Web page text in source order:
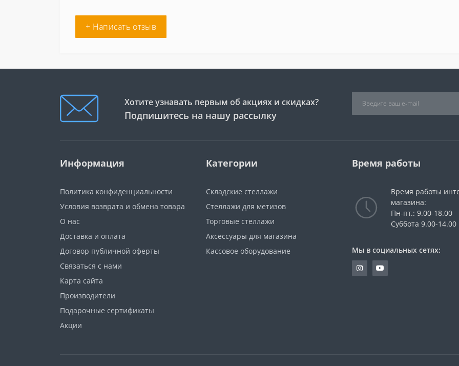
+ Написать отзыв
Хотите узнавать первым об акциях и скидках?
Подпишитесь на нашу рассылку
Информация
Политика конфиденциальности
Условия возврата и обмена товара
О нас
Доставка и оплата
Договор публичной оферты
Связаться с нами
Карта сайта
Производители
Подарочные сертификаты
Акции
Категории
Складские стеллажи
Стеллажи для метизов
Торговые стеллажи
Аксессуары для магазина
Кассовое оборудование
Время работы
Время работы
магазина:
Пн-пт.: 9.00-18.00
Суббота 9.00-14.00
Мы в социальных сетях: